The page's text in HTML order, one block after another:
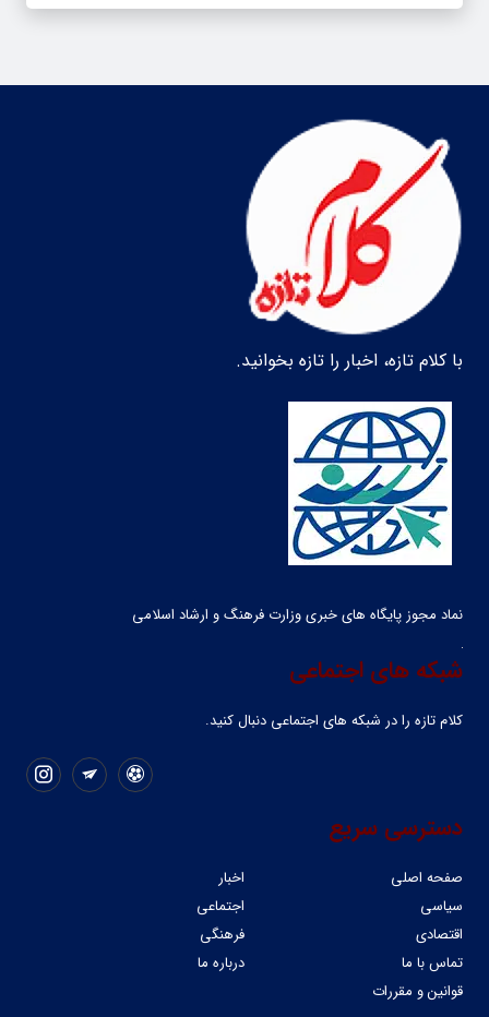
با کلام تازه، اخبار را تازه بخوانید.
نماد مجوز پایگاه های خبری وزارت فرهنگ و ارشاد اسلامی
شبکه های اجتماعی
کلام تازه را در شبکه ‌های اجتماعی دنبال کنید.
دسترسی سریع
صفحه اصلی
اخبار
سیاسی
اجتماعی
اقتصادی
فرهنگی
تماس با ما
درباره ما
قوانین و مقررات